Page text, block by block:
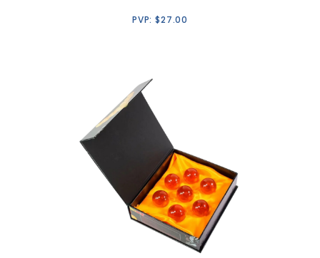
PVP:$27.00